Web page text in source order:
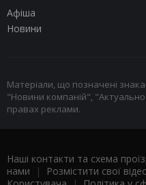
Афіша
Новини
Матеріали, що позначені
"Новини компаній",
правах реклами.
Наші контакти та схема
нами | Розмістити свої